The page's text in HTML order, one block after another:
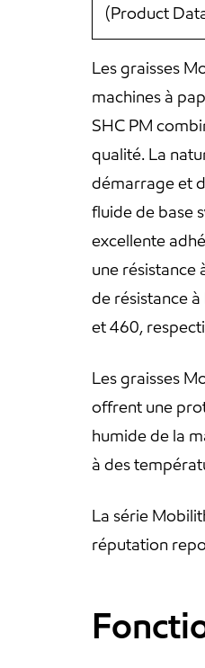
(Product
Les graisses
machines à
SHC PM
qualité. La
démarrage et
fluide de base
excellente
une résistance
de résistance
et 460,
Les graisses
offrent une
humide de la
à des
La série
réputation